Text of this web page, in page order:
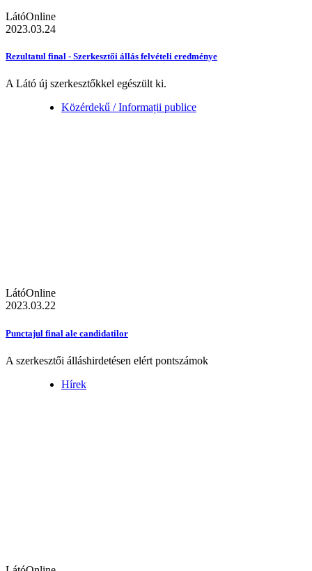
LátóOnline
2023.03.24
Rezultatul final - Szerkesztői állás felvételi eredménye
A Látó új szerkesztőkkel egészült ki.
Közérdekű / Informații publice
LátóOnline
2023.03.22
Punctajul final ale candidatilor
A szerkesztői álláshirdetésen elért pontszámok
Hírek